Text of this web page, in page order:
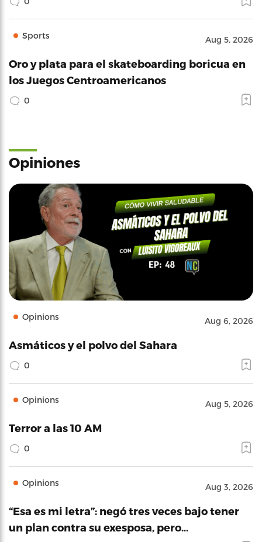
Sports Aug 5, 2026
Oro y plata para el skateboarding boricua en
los Juegos Centroamericanos
0
Opiniones
Opinions Aug 6, 2026
Asmáticos y el polvo del Sahara
0
Opinions Aug 5, 2026
Terror a las 10 AM
0
Opinions Aug 3, 2026
“Esa es mi letra”: negó tres veces bajo tener
un plan contra su exesposa, pero…